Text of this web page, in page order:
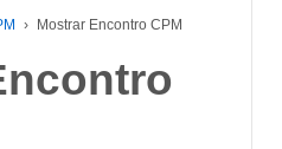
› Mostrar Encontro CPM